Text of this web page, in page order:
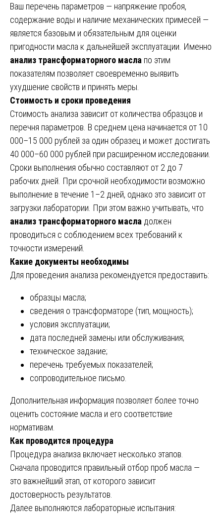
Ваш перечень параметров — напряжение пробоя,
содержание воды и наличие механических примесей —
является базовым и обязательным для оценки
пригодности масла к дальнейшей эксплуатации. Именно
анализ трансформаторного масла по этим
показателям позволяет своевременно выявить
ухудшение свойств и принять меры.
Стоимость и сроки проведения
Стоимость анализа зависит от количества образцов и
перечня параметров. В среднем цена начинается от 10
000–15 000 рублей за один образец и может достигать
40 000–60 000 рублей при расширенном исследовании.
Сроки выполнения обычно составляют от 2 до 7
рабочих дней. При срочной необходимости возможно
выполнение в течение 1–2 дней, однако это зависит от
загрузки лаборатории. При этом важно учитывать, что
анализ трансформаторного масла должен
проводиться с соблюдением всех требований к
точности измерений.
Какие документы необходимы
Для проведения анализа рекомендуется предоставить:
образцы масла;
сведения о трансформаторе (тип, мощность);
условия эксплуатации;
дата последней замены или обслуживания;
техническое задание;
перечень требуемых показателей;
сопроводительное письмо.
Дополнительная информация позволяет более точно
оценить состояние масла и его соответствие
нормативам.
Как проводится процедура
Процедура анализа включает несколько этапов.
Сначала проводится правильный отбор проб масла —
это важнейший этап, от которого зависит
достоверность результатов.
Далее выполняются лабораторные испытания: